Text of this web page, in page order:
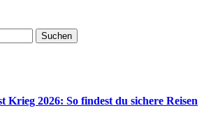
Krieg 2026: So findest du sichere Reisen